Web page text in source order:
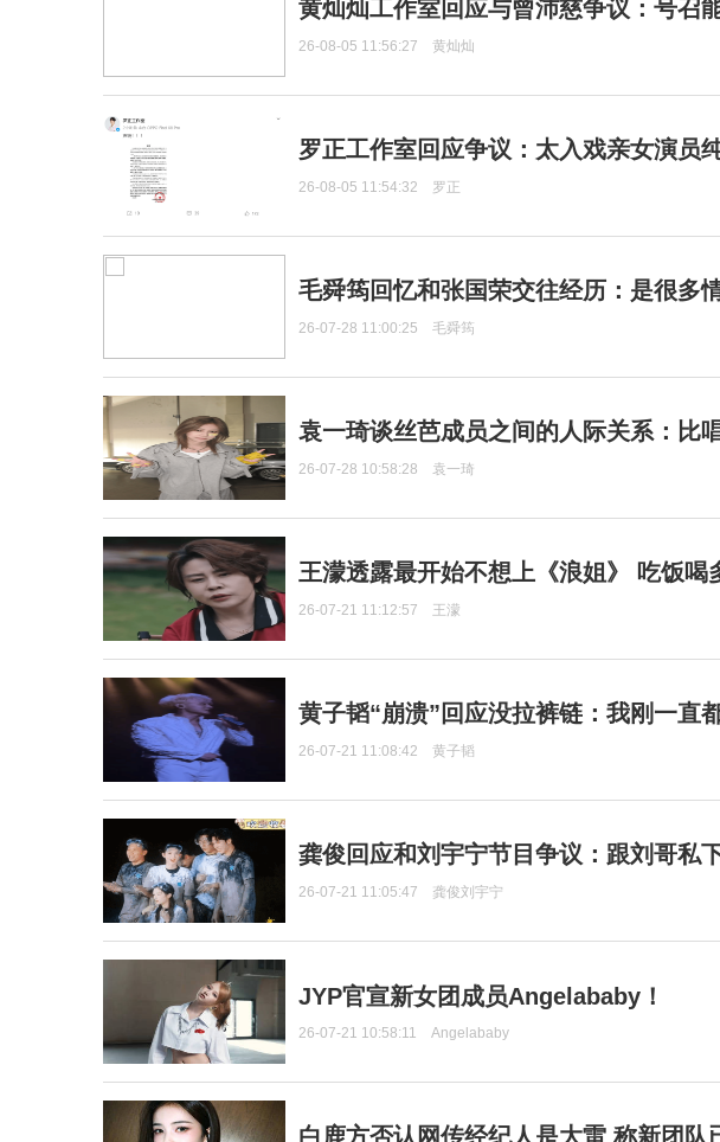
黄灿灿工作室回应与曾沛慈争议：号召
26-08-05 11:56:27 黄灿灿
罗正工作室回应争议：太入戏亲女演员
26-08-05 11:54:32 罗正
毛舜筠回忆和张国荣交往经历：是很多
26-07-28 11:00:25 毛舜筠
袁一琦谈丝芭成员之间的人际关系：比
26-07-28 10:58:28 袁一琦
王濛透露最开始不想上《浪姐》 吃饭喝
26-07-21 11:12:57 王濛
黄子韬“崩溃”回应没拉裤链：我刚一直
26-07-21 11:08:42 黄子韬
龚俊回应和刘宇宁节目争议：跟刘哥私
26-07-21 11:05:47 龚俊刘宇宁
JYP官宣新女团成员Angelababy！
26-07-21 10:58:11 Angelababy
白鹿方否认网传经纪人是大雷 称新团队